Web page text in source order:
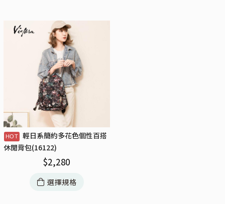
輕日系簡約多花色個性百搭
休閒背包(16122)
$2,280
選擇規格